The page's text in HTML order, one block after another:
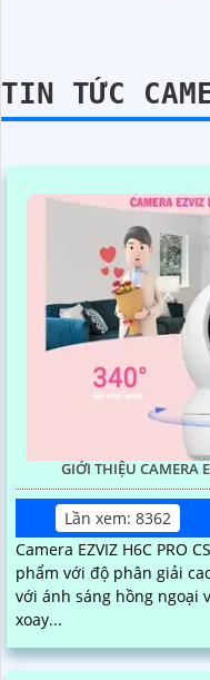
TIN TỨC
GIỚI THIỆU CAMERA
Lần xem: 8362
Camera EZVIZ H6C PRO
phẩm với độ phân giải
với ánh sáng hồng ngoại và đèn
xoay...